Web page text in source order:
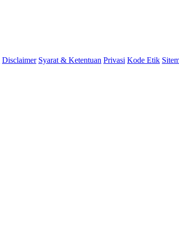
Disclaimer Syarat & Ketentuan Privasi Kode Etik